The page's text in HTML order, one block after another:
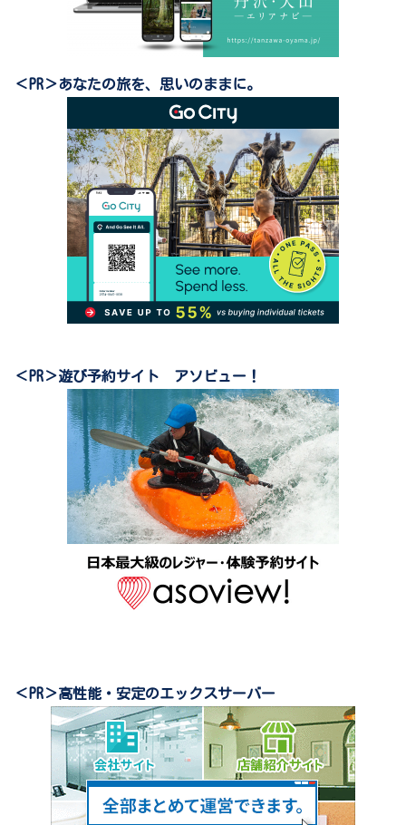
＜PR＞あなたの旅を、思いのままに。
＜PR＞遊び予約サイト アソビュー！
＜PR＞高性能・安定のエックスサーバー